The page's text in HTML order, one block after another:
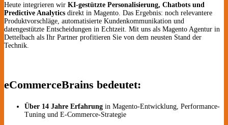
Heute integrieren wir KI-gestützte Personalisierung, Chatbots und
Predictive Analytics direkt in Magento. Das Ergebnis: noch relevantere
Produkt­vorschläge, automatisierte Kunden­kommunikation und
datengestützte Entscheidungen in Echtzeit. Mit uns als Magento Agentur in
Dettelbach als Ihr Partner profitieren Sie von dem neusten Stand der
Technik.
eCommerceBrains bedeutet:
Über 14 Jahre Erfahrung in Magento-Entwicklung, Performance-
Tuning und E-Commerce-Strategie